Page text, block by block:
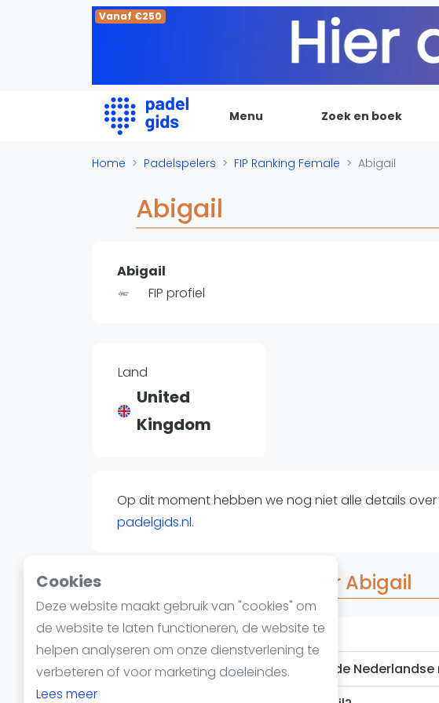
Cookies
Deze website maakt gebruik van "cookies" om
de website te laten functioneren, de website te
helpen analyseren om onze dienstverlening te
verbeteren of voor marketing doeleindes.
Lees meer
Vanaf €250
Menu
De Padel Gids
Alle padel locaties
Padelwinkels
Organisatie
Merken
Padelscholen
Toevoegen data
Laatste updates
Zoek en boek
Home Padelspelers FIP Ranking Female Abigail
Abigail
Abigail
FIP profiel
Land
United
Kingdom
Op dit moment hebben we nog niet alle details over
padelgids.nl.
Veelgestelde vragen over Abigail
Hoe oud is Abigail?